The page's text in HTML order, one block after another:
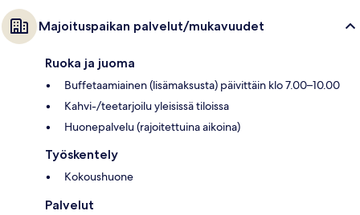
Majoituspaikan palvelut/mukavuudet
Ruoka ja juoma
Buffetaamiainen (lisämaksusta) päivittäin klo 7.00–10.00
Kahvi-/teetarjoilu yleisissä tiloissa
Huonepalvelu (rajoitettuina aikoina)
Työskentely
Kokoushuone
Palvelut